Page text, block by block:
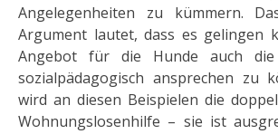
Angelegenheiten zu kümmern.
Argument lautet, dass es gelingen
Angebot für die Hunde auch die
sozialpädagogisch ansprechen zu
wird an diesen Beispielen die
Wohnungslosenhilfe – sie ist